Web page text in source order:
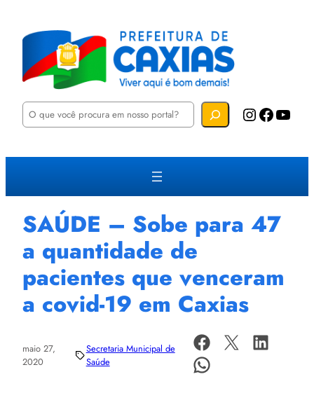
P
u
a
Instagram Facebook YouTube
SAÚDE – Sobe para 47
a quantidade de
pacientes que venceram
a covid-19 em Caxias
maio 27,
2020
Secretaria Municipal de
Saúde